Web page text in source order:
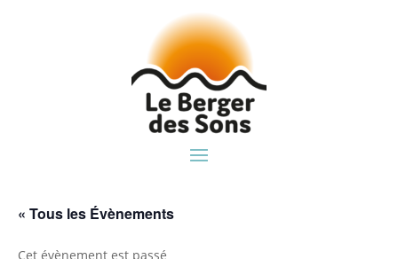
« Tous les Évènements
Cet évènement est passé